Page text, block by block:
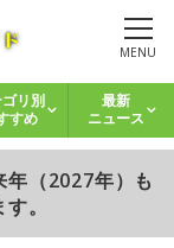
MENU
リ別
すめ
最新
ニュース
（2027年）も
。